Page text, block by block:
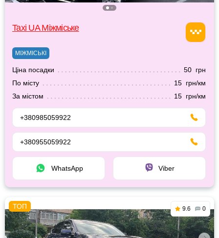
Taxi UA Міжміське
МІЖМІСЬКІ
Ціна посадки
50 грн
По місту
15 грн/км
За містом
15 грн/км
+380985059922
+380955059922
WhatsApp Viber
9.6 0